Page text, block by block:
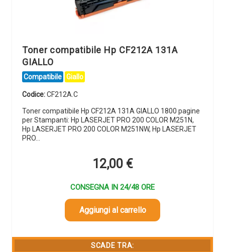
Toner compatibile Hp CF212A 131A
GIALLO
Compatibile Giallo
Codice:CF212A.C
Toner compatibile Hp CF212A 131A GIALLO 1800 pagine
per Stampanti: Hp LASERJET PRO 200 COLOR M251N,
Hp LASERJET PRO 200 COLOR M251NW, Hp LASERJET
PRO…
12,00 €
CONSEGNA IN 24/48 ORE
Aggiungi al carrello
SCADE TRA: